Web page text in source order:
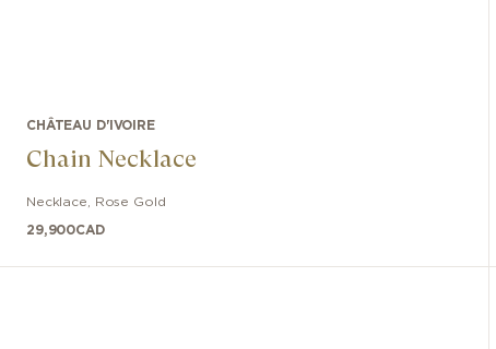
CHÂTEAU D'IVOIRE
Chain Necklace
Necklace Rose Gold
29,900CAD